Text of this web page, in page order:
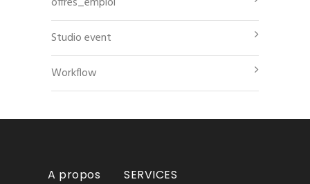
Studio event
Workflow
A propos
SERVICES